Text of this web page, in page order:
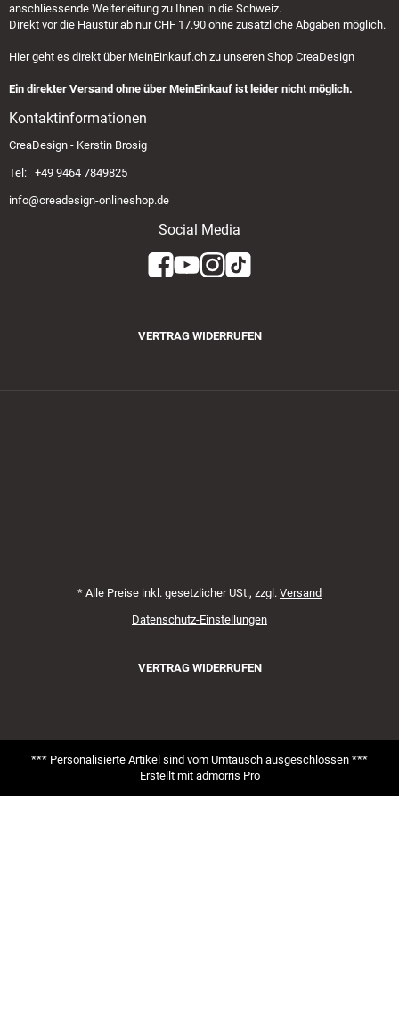
anschliessende Weiterleitung zu Ihnen in die Schweiz.
Direkt vor die Haustür ab nur CHF 17.90 ohne zusätzliche Abgaben möglich.
Hier geht es direkt über MeinEinkauf.ch zu unseren Shop CreaDesign
Ein direkter Versand ohne über MeinEinkauf ist leider nicht möglich.
Kontaktinformationen
CreaDesign - Kerstin Brosig
Tel: +49 9464 7849825
info@creadesign-onlineshop.de
Social Media
VERTRAG WIDERRUFEN
* Alle Preise inkl. gesetzlicher USt., zzgl. Versand
Datenschutz-Einstellungen
VERTRAG WIDERRUFEN
*** Personalisierte Artikel sind vom Umtausch ausgeschlossen ***
Erstellt mit admorris Pro